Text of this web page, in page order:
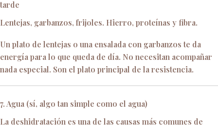
tarde
Lentejas, garbanzos, frijoles. Hierro, proteínas y fibra.
Un plato de lentejas o una ensalada con garbanzos te da
energía para lo que queda de día. No necesitan acompañar
nada especial. Son el plato principal de la resistencia.
7. Agua (sí, algo tan simple como el agua)
La deshidratación es una de las causas más comunes de